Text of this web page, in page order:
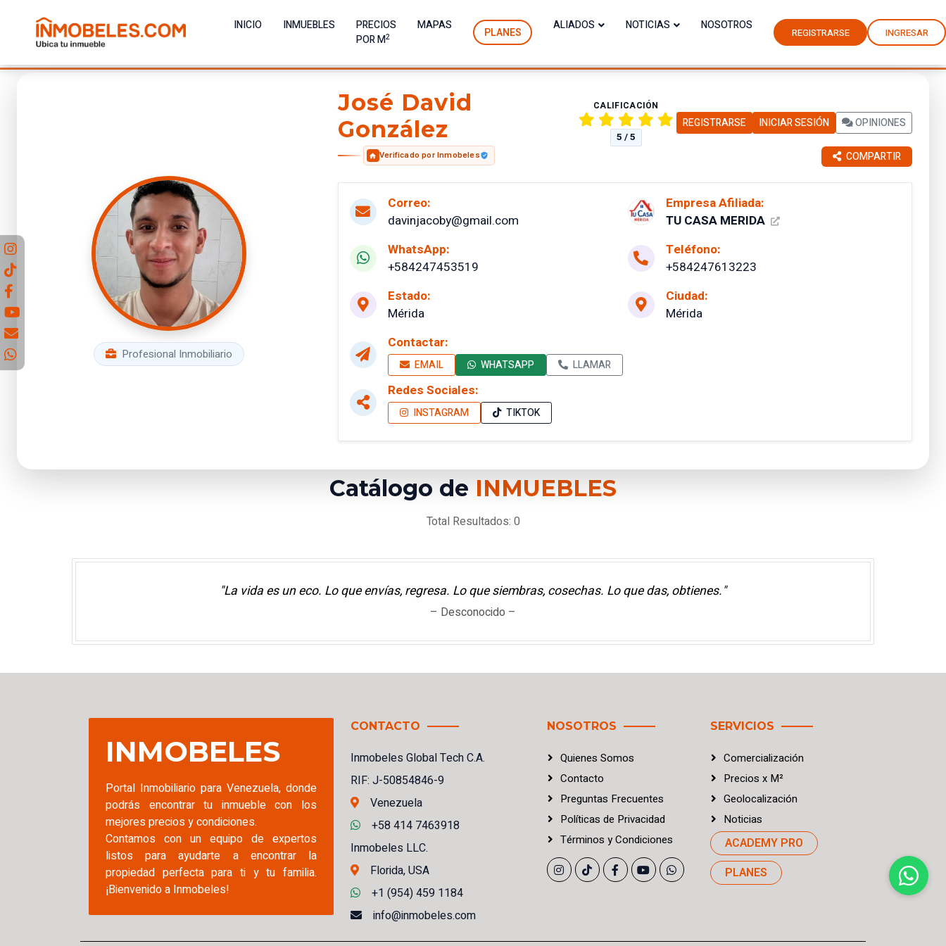
INICIO INMUEBLES
PRECIOS
POR M2
MAPAS PLANES ALIADOS NOTICIAS NOSOTROS REGISTRARSE INGRESAR
Profesional Inmobiliario
José David
González
Verificado por Inmobeles
CALIFICACIÓN
5 / 5
REGISTRARSE INICIAR SESIÓN OPINIONES
COMPARTIR
Correo:
davinjacoby@gmail.com
Empresa Afiliada:
TU CASA MERIDA
WhatsApp:
+584247453519
Teléfono:
+584247613223
Estado:
Mérida
Ciudad:
Mérida
Contactar:
EMAIL WHATSAPP LLAMAR
Redes Sociales:
INSTAGRAM TIKTOK
Catálogo de INMUEBLES
Total Resultados: 0
"La vida es un eco. Lo que envías, regresa. Lo que siembras, cosechas. Lo que das, obtienes."
– Desconocido –
INMOBELES
Portal Inmobiliario para Venezuela, donde
podrás encontrar tu inmueble con los
mejores precios y condiciones.
Contamos con un equipo de expertos
listos para ayudarte a encontrar la
propiedad perfecta para ti y tu familia.
¡Bienvenido a Inmobeles!
CONTACTO
Inmobeles Global Tech C.A.
RIF: J-50854846-9
Venezuela
+58 414 7463918
Inmobeles LLC.
Florida, USA
+1 (954) 459 1184
info@inmobeles.com
NOSOTROS
Quienes Somos
Contacto
Preguntas Frecuentes
Políticas de Privacidad
Términos yCondiciones
SERVICIOS
Comercialización
Preciosx M²
Geolocalización
Noticias
ACADEMY PRO
PLANES